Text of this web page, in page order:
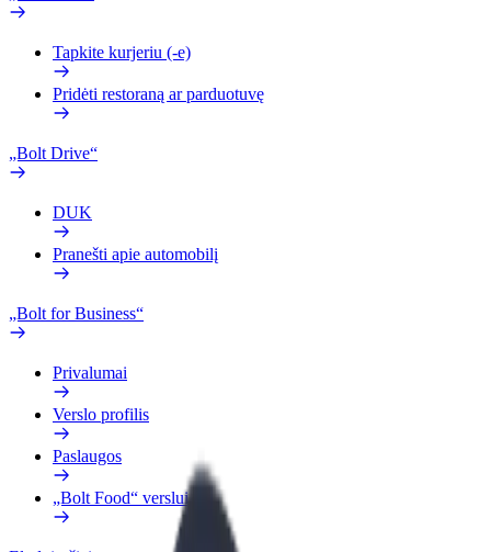
Tapkite kurjeriu (-e)
Pridėti restoraną ar parduotuvę
„Bolt Drive“
DUK
Pranešti apie automobilį
„Bolt for Business“
Privalumai
Verslo profilis
Paslaugos
„Bolt Food“ verslui